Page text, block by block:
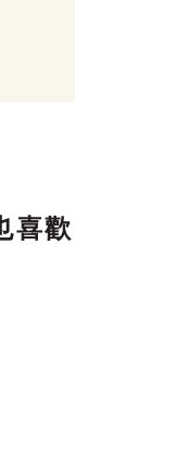
喜歡